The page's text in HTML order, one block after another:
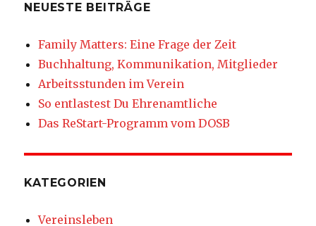
NEUESTE BEITRÄGE
Family Matters: Eine Frage der Zeit
Buchhaltung, Kommunikation, Mitglieder
Arbeitsstunden im Verein
So entlastest Du Ehrenamtliche
Das ReStart-Programm vom DOSB
KATEGORIEN
Vereinsleben